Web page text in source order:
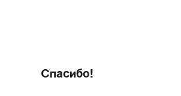
Спасибо!